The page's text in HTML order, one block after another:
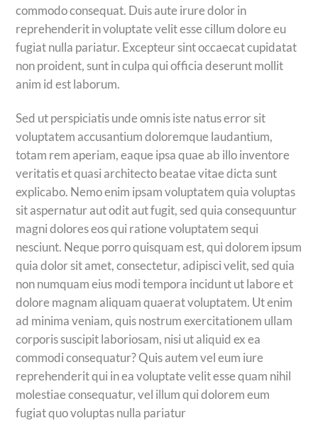
commodo consequat. Duis aute irure dolor in
reprehenderit in voluptate velit esse cillum dolore eu
fugiat nulla pariatur. Excepteur sint occaecat cupidatat
non proident, sunt in culpa qui officia deserunt mollit
anim id est laborum.
Sed ut perspiciatis unde omnis iste natus error sit
voluptatem accusantium doloremque laudantium,
totam rem aperiam, eaque ipsa quae ab illo inventore
veritatis et quasi architecto beatae vitae dicta sunt
explicabo. Nemo enim ipsam voluptatem quia voluptas
sit aspernatur aut odit aut fugit, sed quia consequuntur
magni dolores eos qui ratione voluptatem sequi
nesciunt. Neque porro quisquam est, qui dolorem ipsum
quia dolor sit amet, consectetur, adipisci velit, sed quia
non numquam eius modi tempora incidunt ut labore et
dolore magnam aliquam quaerat voluptatem. Ut enim
ad minima veniam, quis nostrum exercitationem ullam
corporis suscipit laboriosam, nisi ut aliquid ex ea
commodi consequatur? Quis autem vel eum iure
reprehenderit qui in ea voluptate velit esse quam nihil
molestiae consequatur, vel illum qui dolorem eum
fugiat quo voluptas nulla pariatur